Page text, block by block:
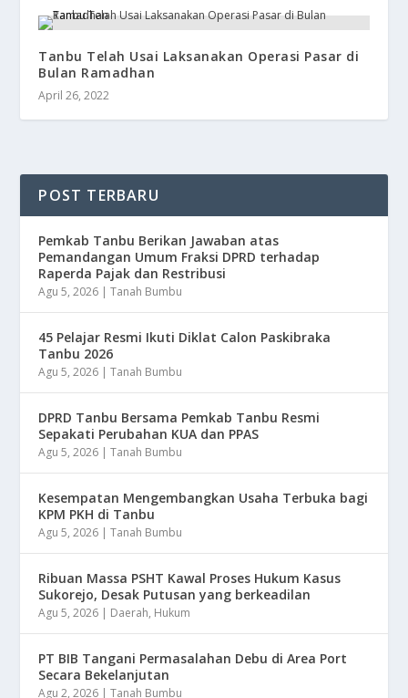
Tanbu Telah Usai Laksanakan Operasi Pasar di
Bulan Ramadhan
April 26, 2022
POST TERBARU
Pemkab Tanbu Berikan Jawaban atas
Pemandangan Umum Fraksi DPRD terhadap
Raperda Pajak dan Restribusi
Agu 5, 2026 |Tanah Bumbu
45 Pelajar Resmi Ikuti Diklat Calon Paskibraka
Tanbu 2026
Agu 5, 2026 |Tanah Bumbu
DPRD Tanbu Bersama Pemkab Tanbu Resmi
Sepakati Perubahan KUA dan PPAS
Agu 5, 2026 |Tanah Bumbu
Kesempatan Mengembangkan Usaha Terbuka bagi
KPM PKH di Tanbu
Agu 5, 2026 |Tanah Bumbu
Ribuan Massa PSHT Kawal Proses Hukum Kasus
Sukorejo, Desak Putusan yang berkeadilan
Agu 5, 2026 | Daerah, Hukum
PT BIB Tangani Permasalahan Debu di Area Port
Secara Bekelanjutan
Agu 2, 2026 |Tanah Bumbu